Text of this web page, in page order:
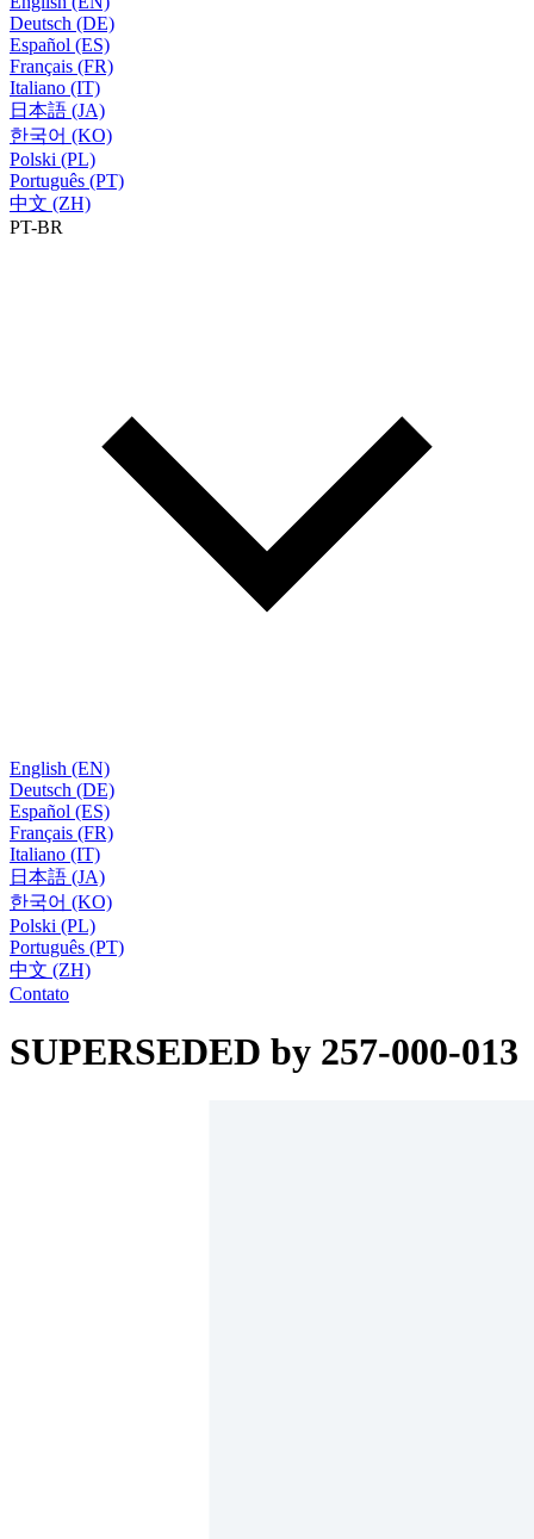
Deutsch (DE)
Español (ES)
Français (FR)
Italiano (IT)
日本語 (JA)
한국어 (KO)
Polski (PL)
Português (PT)
中文 (ZH)
PT-BR
English (EN)
Deutsch (DE)
Español (ES)
Français (FR)
Italiano (IT)
日本語 (JA)
한국어 (KO)
Polski (PL)
Português (PT)
中文 (ZH)
Contato
SUPERSEDED by 257-000-013